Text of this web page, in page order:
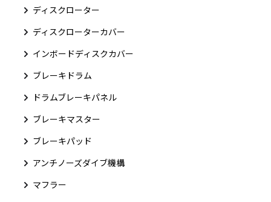
ディスクローター
ディスクローターカバー
インボードディスクカバー
ブレーキドラム
ドラムブレーキパネル
ブレーキマスター
ブレーキパッド
アンチノーズダイブ機構
マフラー